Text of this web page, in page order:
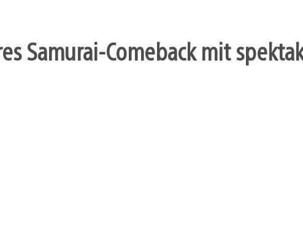
Samurai-Comeback mit